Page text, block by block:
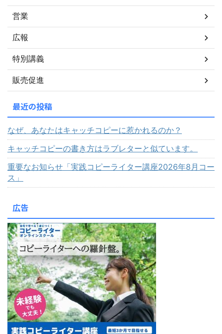
営業
広報
特別講義
販売促進
最近の投稿
なぜ、あなたはキャッチコピーに惹かれるのか？
キャッチコピーの書き方はラブレターと似ています。
重要なお知らせ「実践コピーライター講座2026年8月コー
ス」
広告